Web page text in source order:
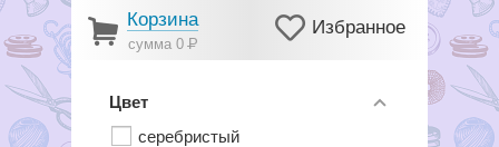
Корзина
сумма 0Р
Избранное
Цвет
серебристый